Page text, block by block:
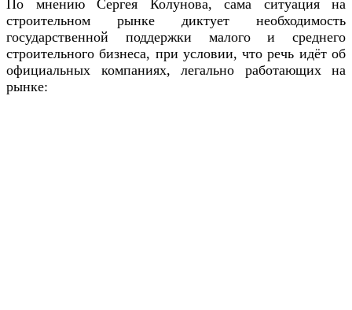
По мнению Сергея Колунова, сама ситуация на
строительном рынке диктует необходимость
государственной поддержки малого и среднего
строительного бизнеса, при условии, что речь идёт об
официальных компаниях, легально работающих на
рынке: